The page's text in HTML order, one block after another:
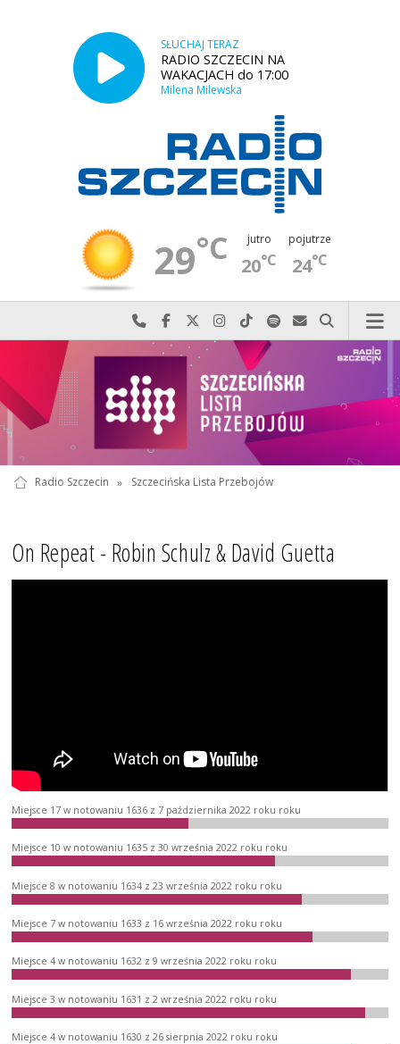
SŁUCHAJ TERAZ
RADIO SZCZECIN NA
WAKACJACH do 17:00
Milena Milewska
29°C jutro
20°C
pojutrze
24°C
Najlepiej po prostu do nas zadzwoń
Odwiedź nas na Facebook-u
Odwiedź nas na X
Odwiedź nas na Instagram-ie
Odwiedź nas na TikTok-u
Szukaj nas na Spotify
Wyślij do nas
Szukaj
Radio Szczecin » Szczecińska Lista Przebojów
On Repeat - Robin Schulz & David Guetta
Miejsce 17 w notowaniu 1636 z 7 października 2022 roku roku
Miejsce 10 w notowaniu 1635 z 30 września 2022 roku roku
Miejsce 8 w notowaniu 1634 z 23 września 2022 roku roku
Miejsce 7 w notowaniu 1633 z 16 września 2022 roku roku
Miejsce 4 w notowaniu 1632 z 9 września 2022 roku roku
Miejsce 3 w notowaniu 1631 z 2 września 2022 roku roku
Miejsce 4 w notowaniu 1630 z 26 sierpnia 2022 roku roku